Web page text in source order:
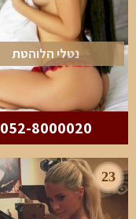
נטלי הלוהטת
052-8000020
23